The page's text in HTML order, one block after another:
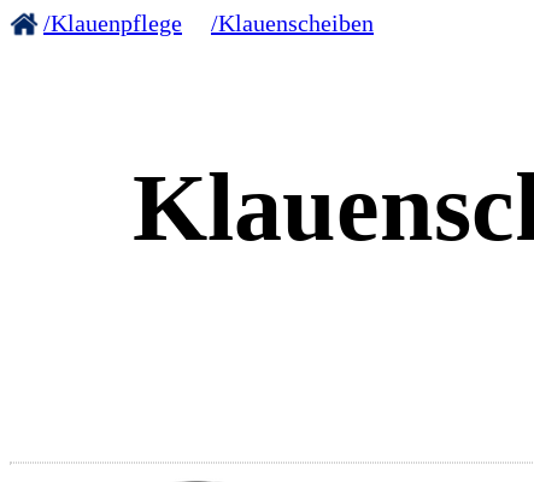
/Klauenpflege /Klauenscheiben